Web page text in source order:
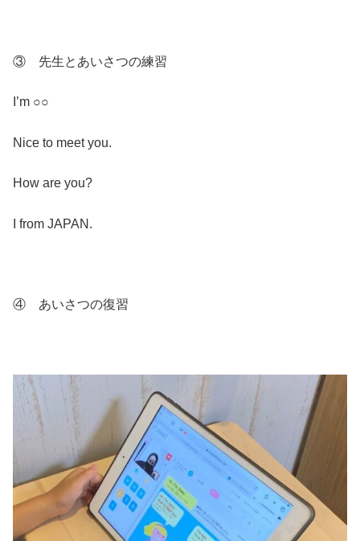
③ 先生とあいさつの練習
I’m ○○
Nice to meet you.
How are you?
I from JAPAN.
④ あいさつの復習